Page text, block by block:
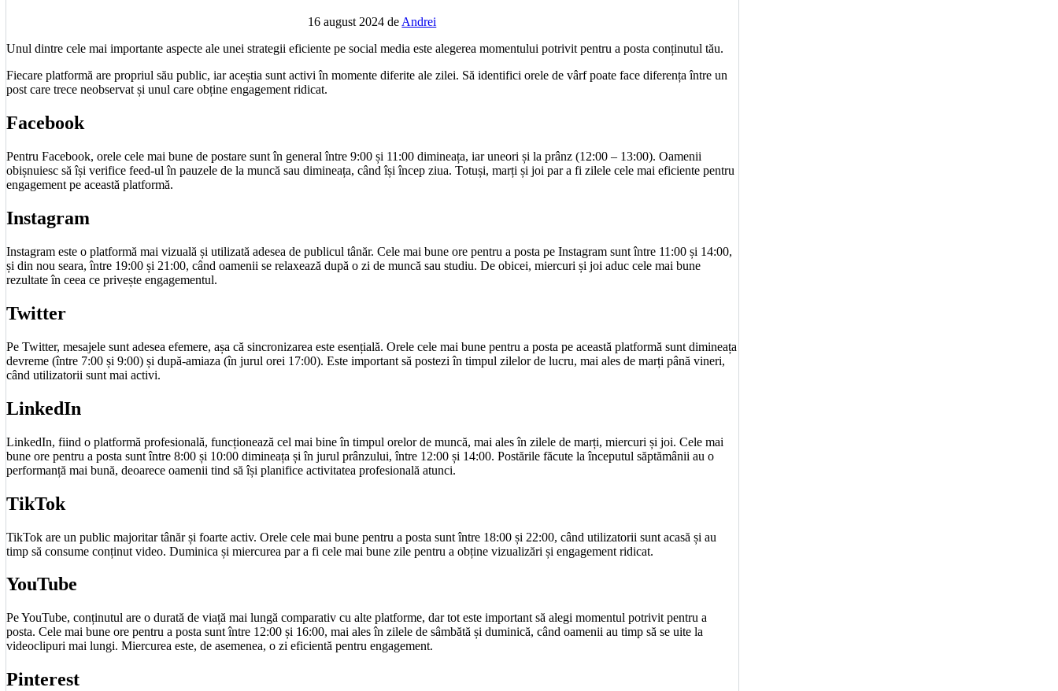
16 august 2024 deAndrei
Unul dintre cele mai importante aspecte ale unei strategii eficiente pe social media este alegerea momentului potrivit pentru a posta conținutul tău.
Fiecare platformă are propriul său public, iar aceștia sunt activi în momente diferite ale zilei. Să identifici orele de vârf poate face diferența între un
post care trece neobservat și unul care obține engagement ridicat.
Facebook
Pentru Facebook, orele cele mai bune de postare sunt în general între 9:00 și 11:00 dimineața, iar uneori și la prânz (12:00 – 13:00). Oamenii
obișnuiesc să își verifice feed-ul în pauzele de la muncă sau dimineața, când își încep ziua. Totuși, marți și joi par a fi zilele cele mai eficiente pentru
engagement pe această platformă.
Instagram
Instagram este o platformă mai vizuală și utilizată adesea de publicul tânăr. Cele mai bune ore pentru a posta pe Instagram sunt între 11:00 și 14:00,
și din nou seara, între 19:00 și 21:00, când oamenii se relaxează după o zi de muncă sau studiu. De obicei, miercuri și joi aduc cele mai bune
rezultate în ceea ce privește engagementul.
Twitter
Pe Twitter, mesajele sunt adesea efemere, așa că sincronizarea este esențială. Orele cele mai bune pentru a posta pe această platformă sunt dimineața
devreme (între 7:00 și 9:00) și după-amiaza (în jurul orei 17:00). Este important să postezi în timpul zilelor de lucru, mai ales de marți până vineri,
când utilizatorii sunt mai activi.
LinkedIn
LinkedIn, fiind o platformă profesională, funcționează cel mai bine în timpul orelor de muncă, mai ales în zilele de marți, miercuri și joi. Cele mai
bune ore pentru a posta sunt între 8:00 și 10:00 dimineața și în jurul prânzului, între 12:00 și 14:00. Postările făcute la începutul săptămânii au o
performanță mai bună, deoarece oamenii tind să își planifice activitatea profesională atunci.
TikTok
TikTok are un public majoritar tânăr și foarte activ. Orele cele mai bune pentru a posta sunt între 18:00 și 22:00, când utilizatorii sunt acasă și au
timp să consume conținut video. Duminica și miercurea par a fi cele mai bune zile pentru a obține vizualizări și engagement ridicat.
YouTube
Pe YouTube, conținutul are o durată de viață mai lungă comparativ cu alte platforme, dar tot este important să alegi momentul potrivit pentru a
posta. Cele mai bune ore pentru a posta sunt între 12:00 și 16:00, mai ales în zilele de sâmbătă și duminică, când oamenii au timp să se uite la
videoclipuri mai lungi. Miercurea este, de asemenea, o zi eficientă pentru engagement.
Pinterest